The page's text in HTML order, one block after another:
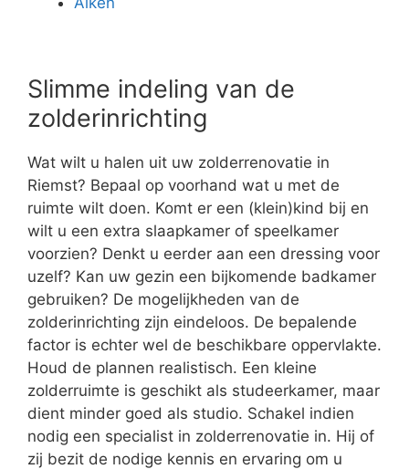
Slimme indeling van de
zolderinrichting
Wat wilt u halen uit uw zolderrenovatie in
Riemst? Bepaal op voorhand wat u met de
ruimte wilt doen. Komt er een (klein)kind bij en
wilt u een extra slaapkamer of speelkamer
voorzien? Denkt u eerder aan een dressing voor
uzelf? Kan uw gezin een bijkomende badkamer
gebruiken? De mogelijkheden van de
zolderinrichting zijn eindeloos. De bepalende
factor is echter wel de beschikbare oppervlakte.
Houd de plannen realistisch. Een kleine
zolderruimte is geschikt als studeerkamer, maar
dient minder goed als studio. Schakel indien
nodig een specialist in zolderrenovatie in. Hij of
zij bezit de nodige kennis en ervaring om u